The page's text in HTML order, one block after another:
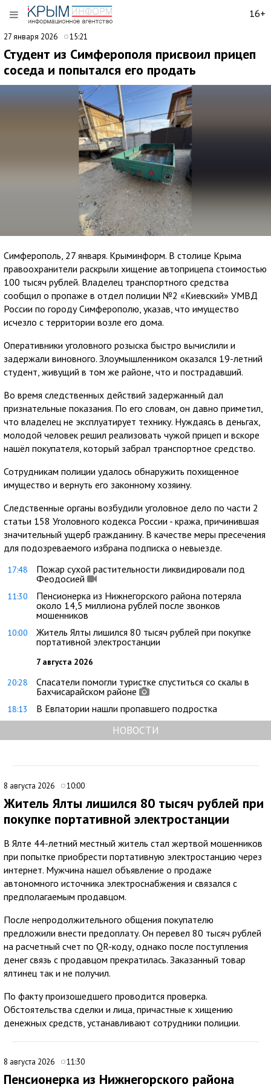
16+
27 января 2026 15:21
Студент из Симферополя присвоил прицеп
соседа и попытался его продать
Симферополь, 27 января. Крыминформ. В столице Крыма
правоохранители раскрыли хищение автоприцепа стоимостью
100 тысяч рублей. Владелец транспортного средства
сообщил о пропаже в отдел полиции №2 «Киевский» УМВД
России по городу Симферополю, указав, что имущество
исчезло с территории возле его дома.
Оперативники уголовного розыска быстро вычислили и
задержали виновного. Злоумышленником оказался 19-летний
студент, живущий в том же районе, что и пострадавший.
Во время следственных действий задержанный дал
признательные показания. По его словам, он давно приметил,
что владелец не эксплуатирует технику. Нуждаясь в деньгах,
молодой человек решил реализовать чужой прицеп и вскоре
нашёл покупателя, который забрал транспортное средство.
Сотрудникам полиции удалось обнаружить похищенное
имущество и вернуть его законному хозяину.
Следственные органы возбудили уголовное дело по части 2
статьи 158 Уголовного кодекса России - кража, причинившая
значительный ущерб гражданину. В качестве меры пресечения
для подозреваемого избрана подписка о невыезде.
17:48
Пожар сухой растительности ликвидировали под
Феодосией
11:30
Пенсионерка из Нижнегорского района потеряла
около 14,5 миллиона рублей после звонков
мошенников
10:00
Житель Ялты лишился 80 тысяч рублей при покупке
портативной электростанции
7 августа 2026
20:28
Спасатели помогли туристке спуститься со скалы в
Бахчисарайском районе
18:13 В Евпатории нашли пропавшего подростка
НОВОСТИ
8 августа 2026 10:00
Житель Ялты лишился 80 тысяч рублей при
покупке портативной электростанции
В Ялте 44-летний местный житель стал жертвой мошенников
при попытке приобрести портативную электростанцию через
интернет. Мужчина нашел объявление о продаже
автономного источника электроснабжения и связался с
предполагаемым продавцом.
После непродолжительного общения покупателю
предложили внести предоплату. Он перевел 80 тысяч рублей
на расчетный счет по QR-коду, однако после поступления
денег связь с продавцом прекратилась. Заказанный товар
ялтинец так и не получил.
По факту произошедшего проводится проверка.
Обстоятельства сделки и лица, причастные к хищению
денежных средств, устанавливают сотрудники полиции.
8 августа 2026 11:30
Пенсионерка из Нижнегорского района